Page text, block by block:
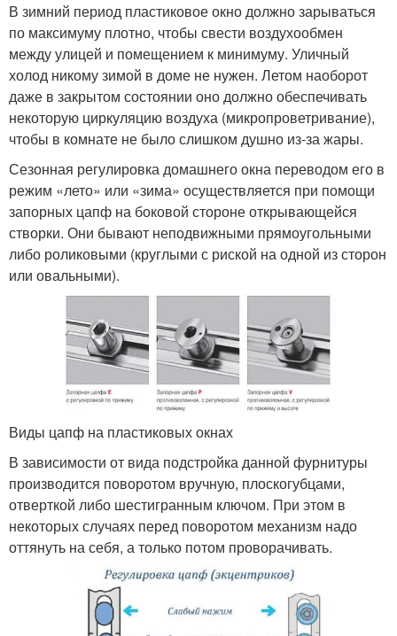
В зимний период пластиковое окно должно зарываться
по максимуму плотно, чтобы свести воздухообмен
между улицей и помещением к минимуму. Уличный
холод никому зимой в доме не нужен. Летом наоборот
даже в закрытом состоянии оно должно обеспечивать
некоторую циркуляцию воздуха (микропроветривание),
чтобы в комнате не было слишком душно из-за жары.
Сезонная регулировка домашнего окна переводом его в
режим «лето» или «зима» осуществляется при помощи
запорных цапф на боковой стороне открывающейся
створки. Они бывают неподвижными прямоугольными
либо роликовыми (круглыми с риской на одной из сторон
или овальными).
Виды цапф на пластиковых окнах
В зависимости от вида подстройка данной фурнитуры
производится поворотом вручную, плоскогубцами,
отверткой либо шестигранным ключом. При этом в
некоторых случаях перед поворотом механизм надо
оттянуть на себя, а только потом проворачивать.